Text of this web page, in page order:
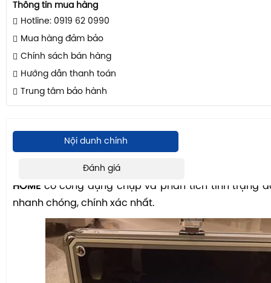
Thông tin mua hàng
Hotline: 0919 62 0990
Mua hàng đảm bảo
Chính sách bán hàng
Hướng dẫn thanh toán
Trung tâm bảo hành
Nội dunh chính
Đánh giá
Máy soi da 7 inch– sản phẩm chuyên dụng
HOME có công dụng chụp và phân tích tình trạng
nhanh chóng, chính xác nhất.